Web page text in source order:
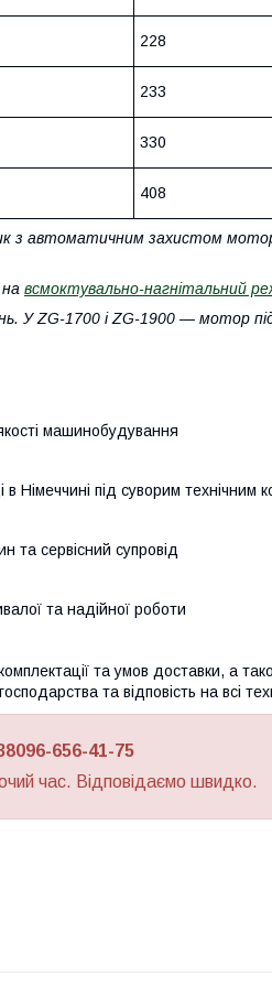
228
233
330
408
з автоматичним захистом
всмоктувально-нагнітальний
У ZG-1700 і ZG-1900 — мотор
машинобудування
Німеччині під суворим технічним
та сервісний супровід
та надійної роботи
та умов доставки, а
та відповість на всі
656-41-75
час. Відповідаємо швидко.